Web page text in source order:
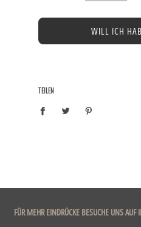
WILL ICH
TEILEN
FÜR MEHR EINDRÜCKE BESUCHE UNS AUF